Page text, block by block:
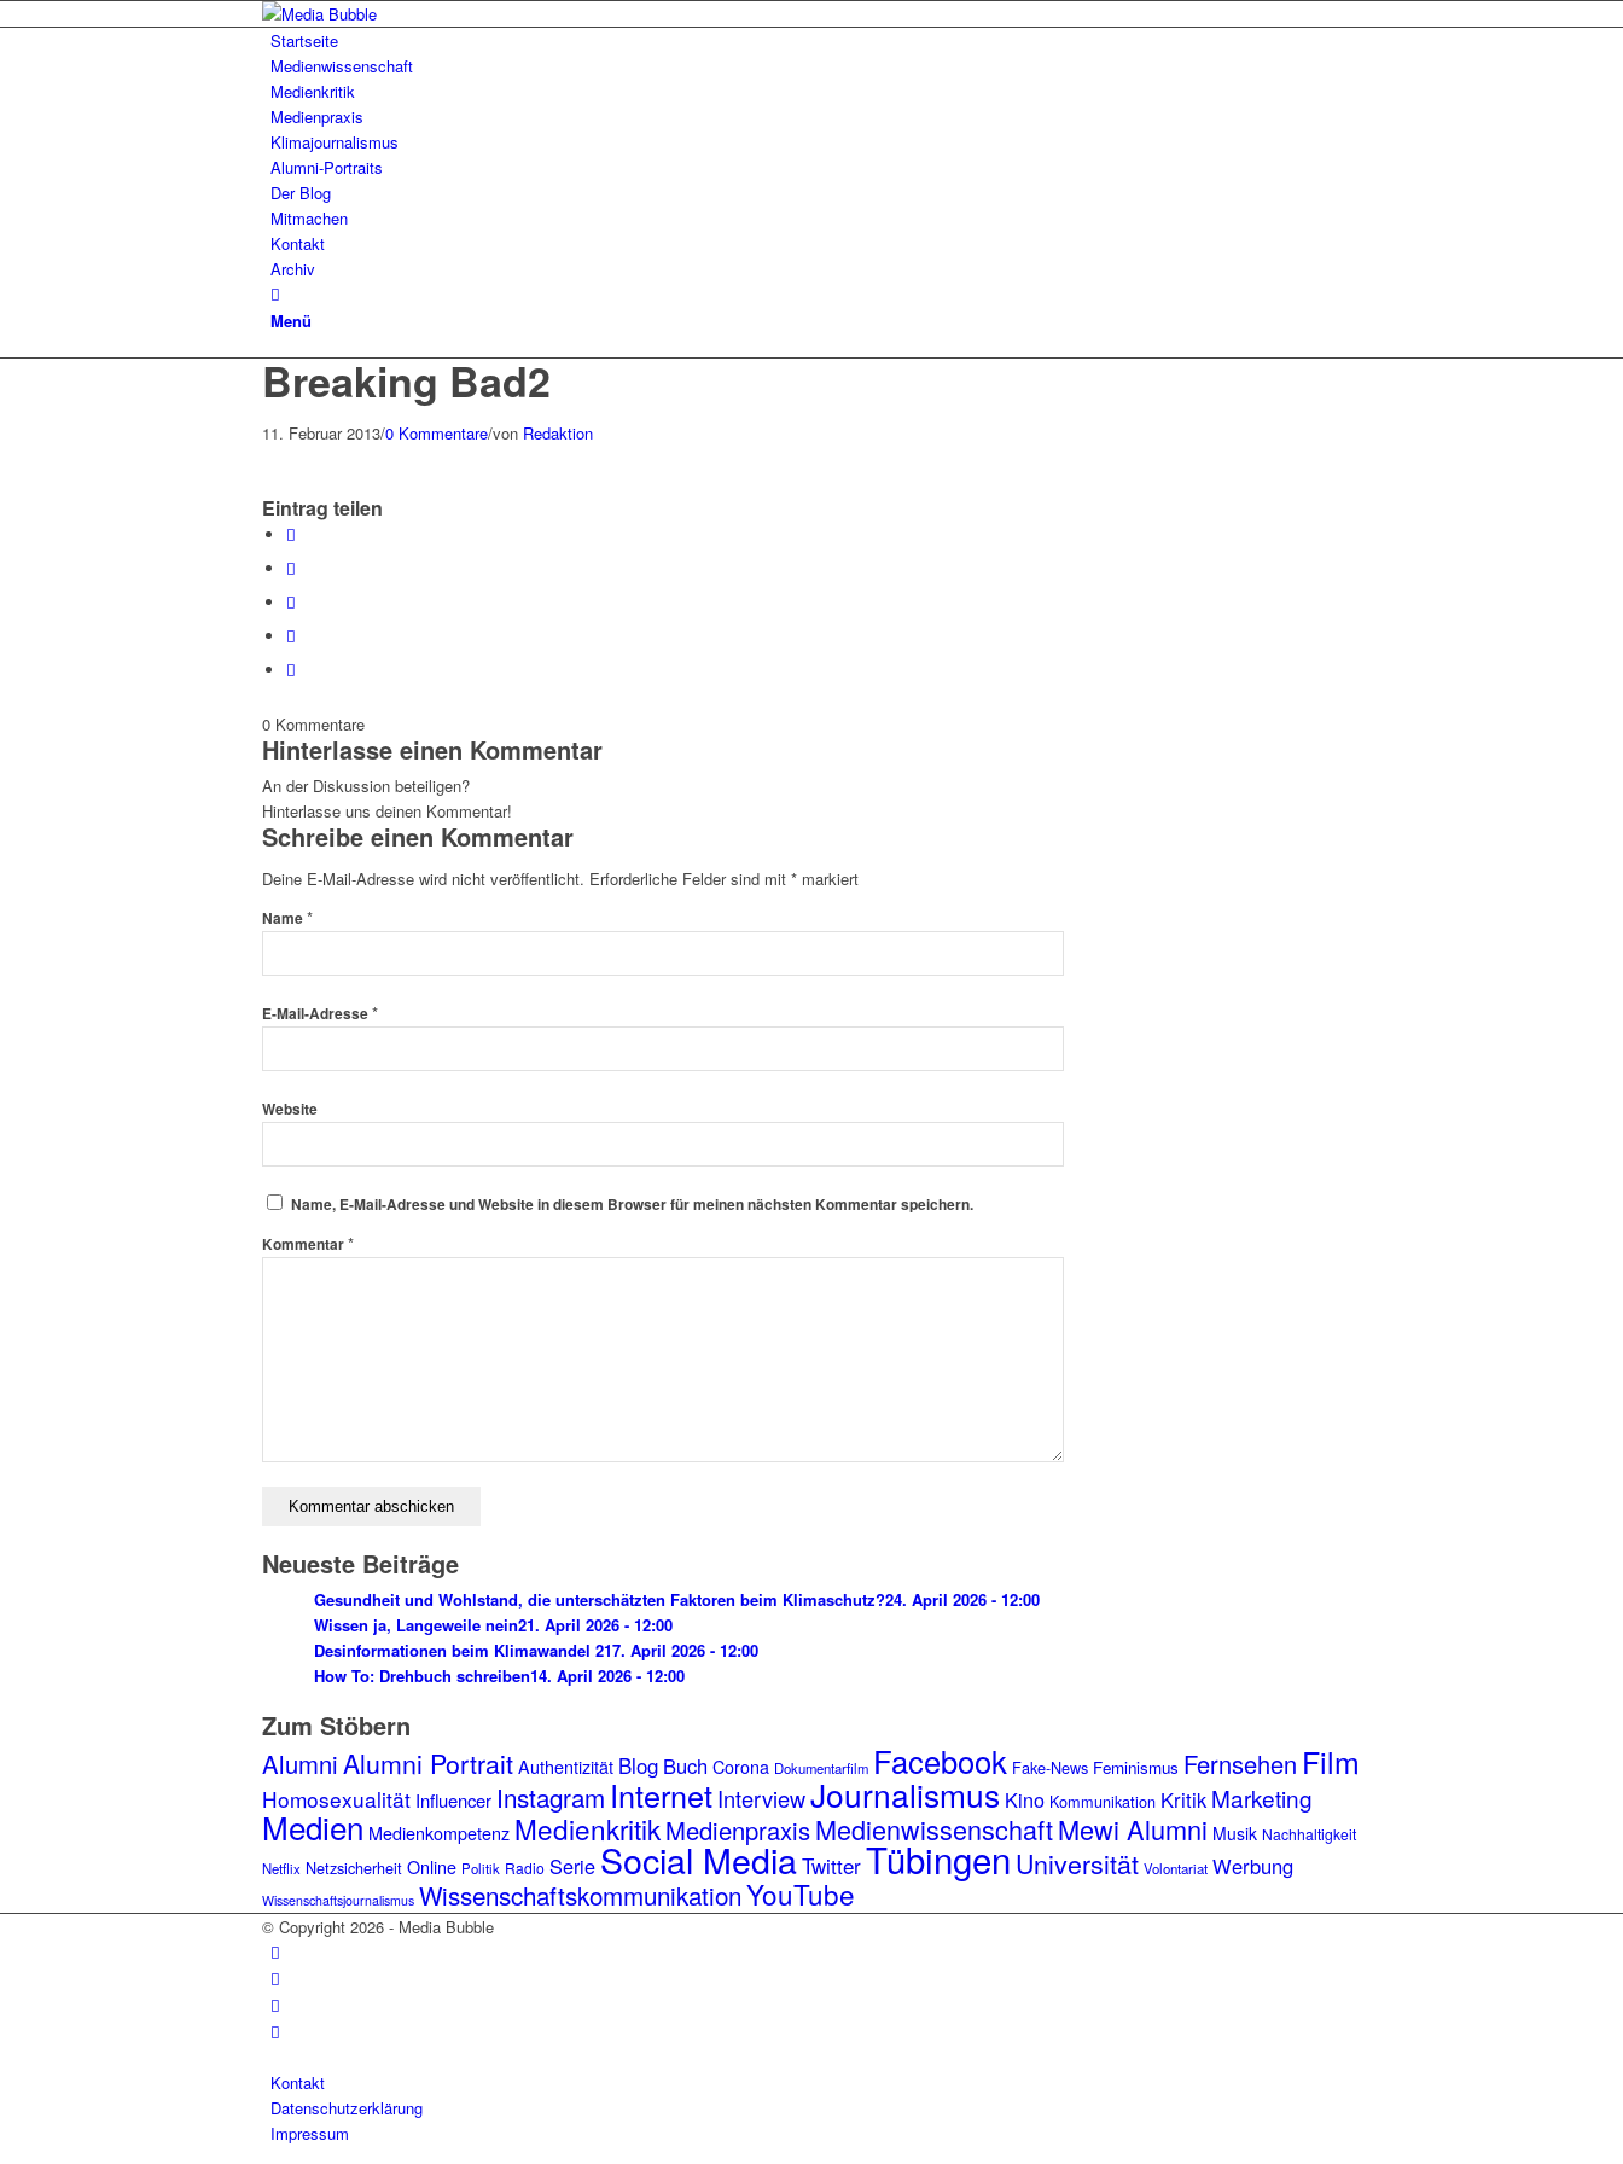
Startseite
Medienwissenschaft
Medienkritik
Medienpraxis
Klimajournalismus
Alumni-Portraits
Der Blog
Mitmachen
Kontakt
Archiv
Menü
Breaking Bad2
11. Februar 2013/0 Kommentare/von Redaktion
Eintrag teilen
0 Kommentare
Hinterlasse einen Kommentar
An der Diskussion beteiligen?
Hinterlasse uns deinen Kommentar!
Schreibe einen Kommentar
Deine E-Mail-Adresse wird nicht veröffentlicht. Erforderliche Felder sind mit * markiert
Name*
E-Mail-Adresse*
Website
Name, E-Mail-Adresse und Website in diesem Browser für meinen nächsten Kommentar speichern.
Kommentar*
Neueste Beiträge
Gesundheit und Wohlstand, die unterschätzten Faktoren beim Klimaschutz?24. April 2026 - 12:00
Wissen ja, Langeweile nein21. April 2026 - 12:00
Desinformationen beim Klimawandel 217. April 2026 - 12:00
How To: Drehbuch schreiben14. April 2026 - 12:00
Zum Stöbern
AlumniAlumni Portrait Authentizität Blog Buch Corona Dokumentarfilm Facebook Fake-News Feminismus Fernsehen Film
Homosexualität Influencer Instagram InternetInterviewJournalismus Kino Kommunikation Kritik Marketing
Medien Medienkompetenz MedienkritikMedienpraxisMedienwissenschaftMewi Alumni Musik Nachhaltigkeit
Netflix Netzsicherheit Online Politik Radio Serie Social MediaTwitterTübingenUniversität Volontariat Werbung
Wissenschaftsjournalismus WissenschaftskommunikationYouTube
© Copyright 2026 - Media Bubble
Kontakt
Datenschutzerklärung
Impressum